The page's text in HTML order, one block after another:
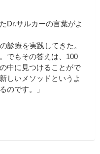
Dr.サルカーの言葉がよ
診療を実践してきた。
でもその答えは、100
中に見つけることがで
しいメソッドというよ
のです。」